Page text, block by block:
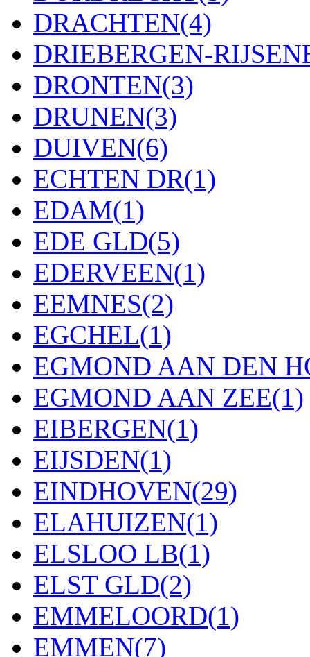
DRACHTEN(4)
DRIEBERGEN-
DRONTEN(3)
DRUNEN(3)
DUIVEN(6)
ECHTEN DR(1)
EDAM(1)
EDE GLD(5)
EDERVEEN(1)
EEMNES(2)
EGCHEL(1)
EGMOND AAN DEN
EGMOND AAN ZEE(1)
EIBERGEN(1)
EIJSDEN(1)
EINDHOVEN(29)
ELAHUIZEN(1)
ELSLOO LB(1)
ELST GLD(2)
EMMELOORD(1)
EMMEN(7)